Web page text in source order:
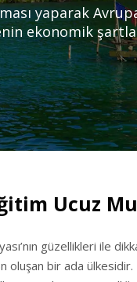
yaparak
ekonomik
Ucuz
güzellikleri ile
oluşan bir ada